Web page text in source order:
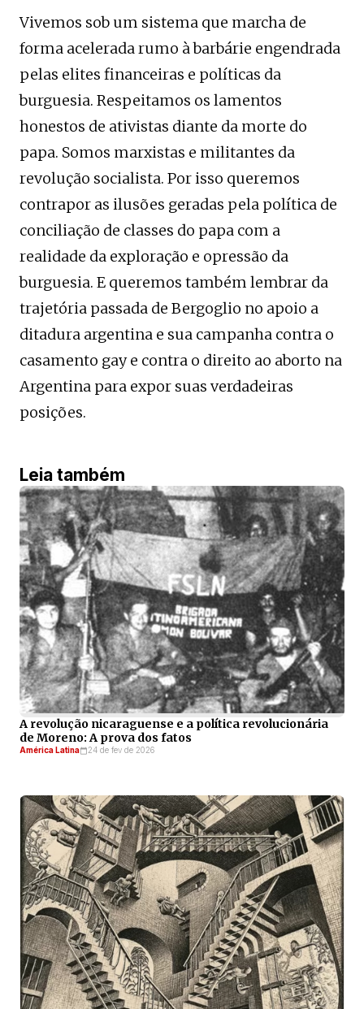
Vivemos sob um sistema que marcha de
forma acelerada rumo à barbárie engendrada
pelas elites financeiras e políticas da
burguesia. Respeitamos os lamentos
honestos de ativistas diante da morte do
papa. Somos marxistas e militantes da
revolução socialista. Por isso queremos
contrapor as ilusões geradas pela política de
conciliação de classes do papa com a
realidade da exploração e opressão da
burguesia. E queremos também lembrar da
trajetória passada de Bergoglio no apoio a
ditadura argentina e sua campanha contra o
casamento gay e contra o direito ao aborto na
Argentina para expor suas verdadeiras
posições.
Leia também
A revolução nicaraguense e a política revolucionária
de Moreno: A prova dos fatos
América Latina 24 de fev de 2026